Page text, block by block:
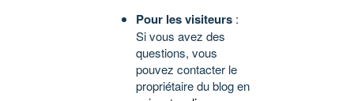
Pour les visiteurs :
Si vous avez des
questions, vous
pouvez contacter le
propriétaire du blog en